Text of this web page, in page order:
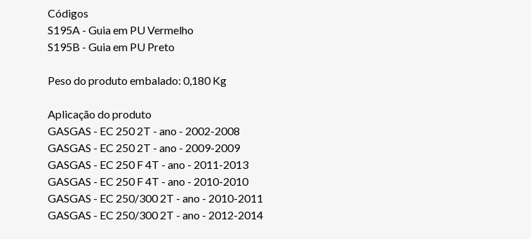
Códigos
S195A - Guia em PU Vermelho
S195B - Guia em PU Preto
Peso do produto embalado: 0,180 Kg
Aplicação do produto
GASGAS - EC 250 2T - ano - 2002-2008
GASGAS - EC 250 2T - ano - 2009-2009
GASGAS - EC 250 F 4T - ano - 2011-2013
GASGAS - EC 250 F 4T - ano - 2010-2010
GASGAS - EC 250/300 2T - ano - 2010-2011
GASGAS - EC 250/300 2T - ano - 2012-2014